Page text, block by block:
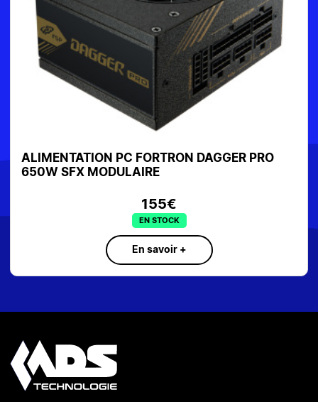
ALIMENTATION PC FORTRON DAGGER PRO
650W SFX MODULAIRE
155€
EN STOCK
En savoir +